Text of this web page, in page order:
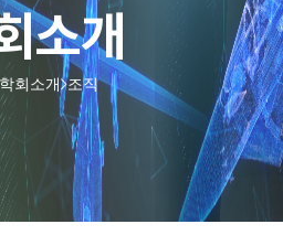
소개
학회소개 조직